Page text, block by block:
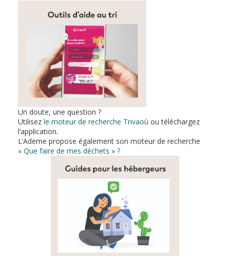
Un doute, une question ?
Utilisez le moteur de recherche Trivaoù ou téléchargez
l’application.
L’Ademe propose également son moteur de recherche
« Que faire de mes déchets » ?